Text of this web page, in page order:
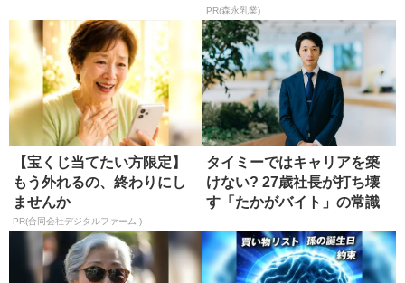
PR(森永乳業)
【宝くじ当てたい方限定】
もう外れるの、終わりにし
ませんか
PR(合同会社デジタルファーム )
タイミーではキャリアを築
けない? 27歳社長が打ち壊
す「たかがバイト」の常識